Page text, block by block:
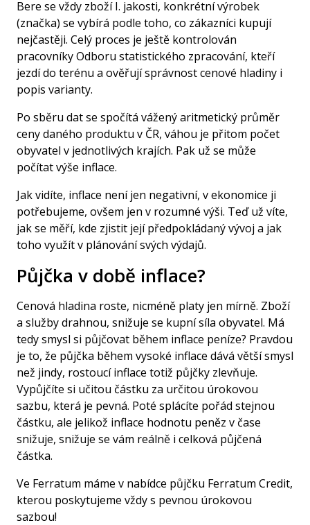
Bere se vždy zboží I. jakosti, konkrétní výrobek
(značka) se vybírá podle toho, co zákazníci kupují
nejčastěji. Celý proces je ještě kontrolován
pracovníky Odboru statistického zpracování, kteří
jezdí do terénu a ověřují správnost cenové hladiny i
popis varianty.
Po sběru dat se spočítá vážený aritmetický průměr
ceny daného produktu v ČR, váhou je přitom počet
obyvatel v jednotlivých krajích. Pak už se může
počítat výše inflace.
Jak vidíte, inflace není jen negativní, v ekonomice ji
potřebujeme, ovšem jen v rozumné výši. Teď už víte,
jak se měří, kde zjistit její předpokládaný vývoj a jak
toho využít v plánování svých výdajů.
Půjčka v době inflace?
Cenová hladina roste, nicméně platy jen mírně. Zboží
a služby drahnou, snižuje se kupní síla obyvatel. Má
tedy smysl si půjčovat během inflace peníze? Pravdou
je to, že půjčka během vysoké inflace dává větší smysl
než jindy, rostoucí inflace totiž půjčky zlevňuje.
Vypůjčíte si učitou částku za určitou úrokovou
sazbu, která je pevná. Poté splácíte pořád stejnou
částku, ale jelikož inflace hodnotu peněz v čase
snižuje, snižuje se vám reálně i celková půjčená
částka.
Ve Ferratum máme v nabídce půjčku Ferratum Credit,
kterou poskytujeme vždy s pevnou úrokovou
sazbou!